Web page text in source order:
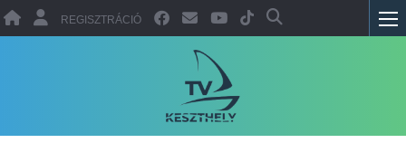
REGISZTRÁCIÓ